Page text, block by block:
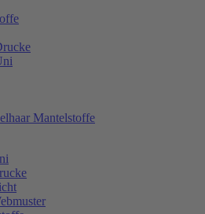
Mantelstoffe